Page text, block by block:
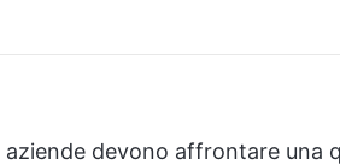
aziende devono affrontare una